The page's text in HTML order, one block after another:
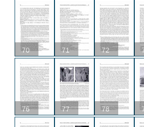
70 71 72
76 77 78